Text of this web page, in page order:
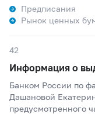
Предписания
Рынок ценных
42
Информация о
Банком России по
Дашановой
предусмотренного